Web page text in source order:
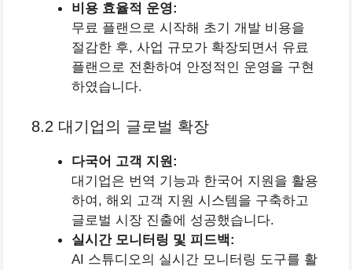
비용 효율적 운영:
무료 플랜으로 시작해 초기 개발 비용을
절감한 후, 사업 규모가 확장되면서 유료
플랜으로 전환하여 안정적인 운영을 구현
하였습니다.
8.2 대기업의 글로벌 확장
다국어 고객 지원:
대기업은 번역 기능과 한국어 지원을 활용
하여, 해외 고객 지원 시스템을 구축하고
글로벌 시장 진출에 성공했습니다.
실시간 모니터링 및 피드백:
AI 스튜디오의 실시간 모니터링 도구를 활